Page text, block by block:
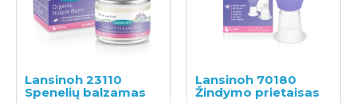
Lansinoh 23110
Spenelių balzamas
Lansinoh 70180
Žindymo prietaisas